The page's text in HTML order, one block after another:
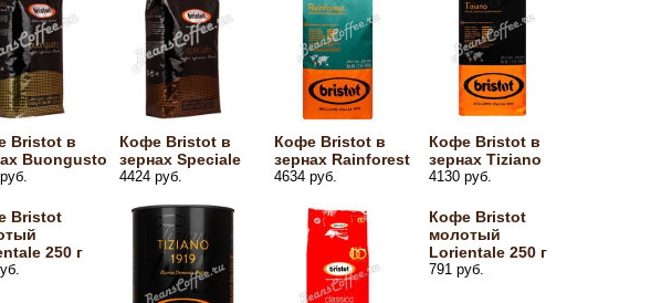
Bristot в
Buongusto
Кофе Bristot в
зернах Speciale
4424 руб.
Кофе Bristot в
зернах Rainforest
4634 руб.
Кофе Bristot в
зернах Tiziano
4130 руб.
Bristot
250 г
Кофе Bristot
молотый
Lorientale 250 г
791 руб.